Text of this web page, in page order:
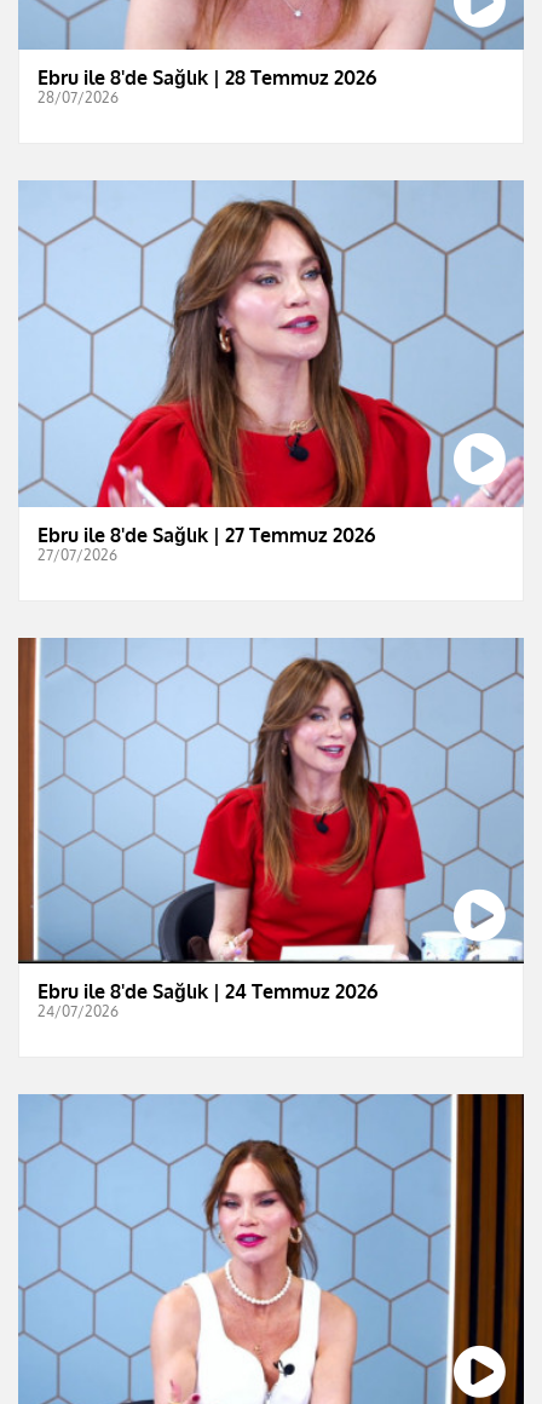
Ebru ile 8'de Sağlık | 28 Temmuz 2026
28/07/2026
Ebru ile 8'de Sağlık | 27 Temmuz 2026
27/07/2026
Ebru ile 8'de Sağlık | 24 Temmuz 2026
24/07/2026